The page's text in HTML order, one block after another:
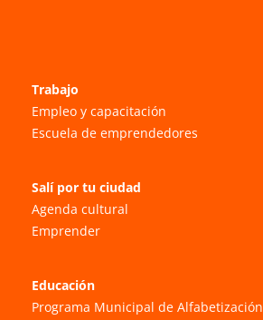
Trabajo
Empleo y capacitación
Escuela de emprendedores
Salí por tu ciudad
Agenda cultural
Emprender
Educación
Programa Municipal de Alfabetización